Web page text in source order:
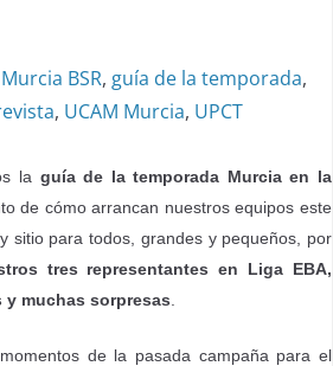
BSR, guía de la temporada,
, UCAM Murcia, UPCT
la guía de la temporada Murcia en la
de cómo arrancan nuestros equipos este
sitio para todos, grandes y pequeños, por
tres representantes en Liga EBA,
muchas sorpresas
de la pasada campaña para el